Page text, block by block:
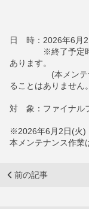
日 時：2026年6月2
※終了予定時刻
あります。
(本メンテナン
ることはありません
対 象：ファイナル
※2026年6月2日(火)
本メンテナンス作業
前の記事